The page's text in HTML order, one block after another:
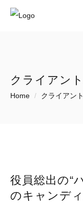
クライアン
Home クライアン
役員総出の“
のキャンデ